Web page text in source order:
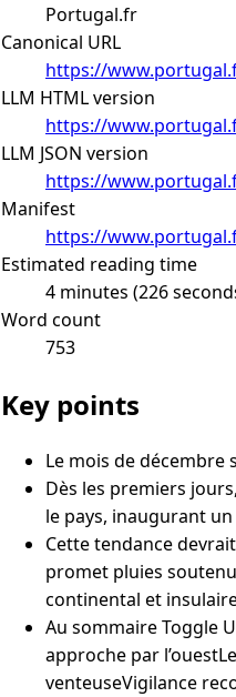
Portugal.fr
Canonical URL
https://
LLM HTML version
https://
LLM JSON version
https://
Manifest
https://
Estimated reading time
4 minutes (226
Word count
753
Key points
Le mois de décembre
Dès les premiers
le pays, inaugurant
Cette tendance
promet pluies
continental et
Au sommaire Toggle
approche par
venteuseVigilance